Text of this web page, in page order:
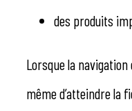
des produits
Lorsque la
même d’atteindre la